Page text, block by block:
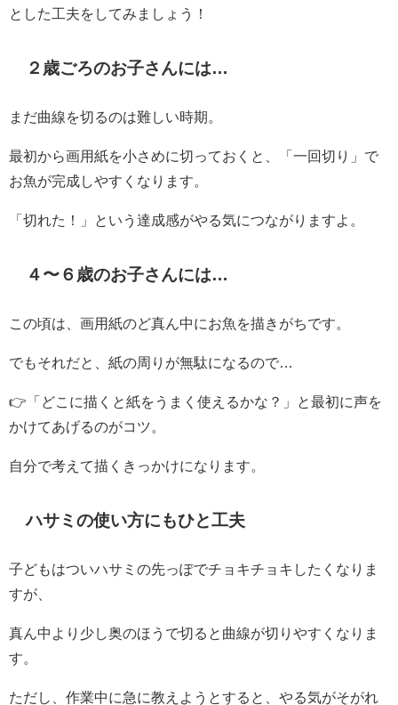
とした工夫をしてみましょう！
２歳ごろのお子さんには…
まだ曲線を切るのは難しい時期。
最初から画用紙を小さめに切っておくと、「一回切り」で
お魚が完成しやすくなります。
「切れた！」という達成感がやる気につながりますよ。
４〜６歳のお子さんには…
この頃は、画用紙のど真ん中にお魚を描きがちです。
でもそれだと、紙の周りが無駄になるので…
👉「どこに描くと紙をうまく使えるかな？」と最初に声を
かけてあげるのがコツ。
自分で考えて描くきっかけになります。
ハサミの使い方にもひと工夫
子どもはついハサミの先っぽでチョキチョキしたくなりま
すが、
真ん中より少し奥のほうで切ると曲線が切りやすくなりま
す。
ただし、作業中に急に教えようとすると、やる気がそがれ